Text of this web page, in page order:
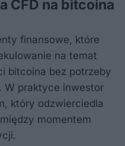
CFD na bitcoina
finansowe, które
na temat
bitcoina bez potrzeby
W praktyce inwestor
który odzwierciedla
momentem